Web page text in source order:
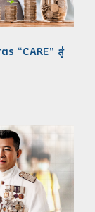
ร “CARE” สู่